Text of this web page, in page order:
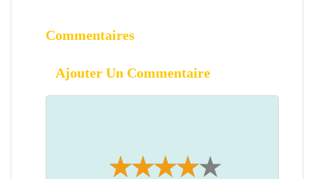
Commentaires
Ajouter Un Commentaire